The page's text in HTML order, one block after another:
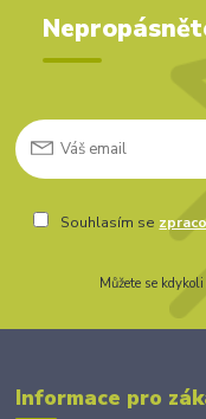
Souhlasím se
Můžete se
Informace pro